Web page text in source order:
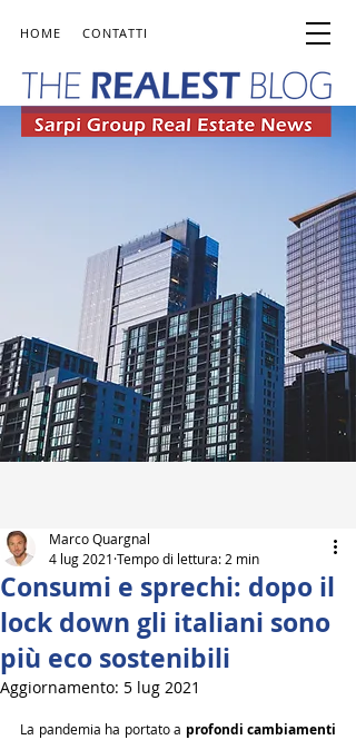
HOME CONTATTI
Consumi e sprechi: dopo il
lock down gli italiani sono
più eco sostenibili
Marco Quargnal
4 lug 2021 Tempo di lettura: 2 min
Aggiornamento: 5 lug 2021
La pandemia ha portato a profondi cambiamenti